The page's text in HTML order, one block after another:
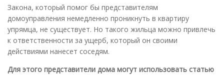
Закона, который помог бы представителям
домоуправления немедленно проникнуть в квартиру
упрямца, не существует. Но такого жильца можно привлечь
к ответственности за ущерб, который он своими
действиями нанесет соседям.
Для этого представители дома могут использовать статью